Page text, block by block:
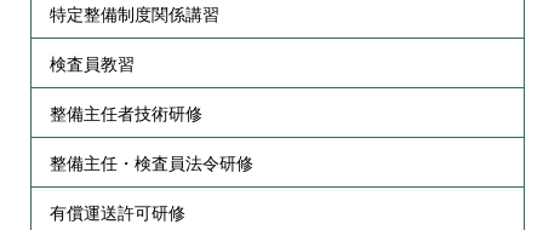
特定整備制度関係講習
検査員教習
整備主任者技術研修
整備主任・検査員法令研修
有償運送許可研修